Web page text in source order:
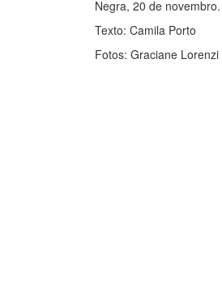
Negra, 20 de
Texto: Camila Porto
Fotos: Graciane